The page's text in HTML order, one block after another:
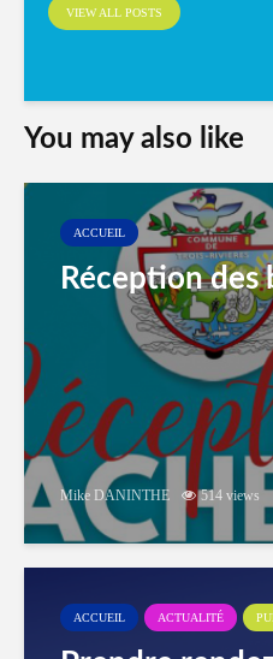
VIEW ALL POSTS
You may also like
ACCUEIL
Réception des
Mike DANINTHE 514 views
ACCUEIL ACTUALITÉ